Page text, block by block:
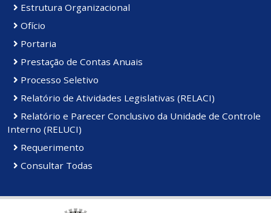
Estrutura Organizacional
Ofício
Portaria
Prestação de Contas Anuais
Processo Seletivo
Relatório de Atividades Legislativas (RELACI)
Relatório e Parecer Conclusivo da Unidade de Controle
Interno (RELUCI)
Requerimento
Consultar Todas